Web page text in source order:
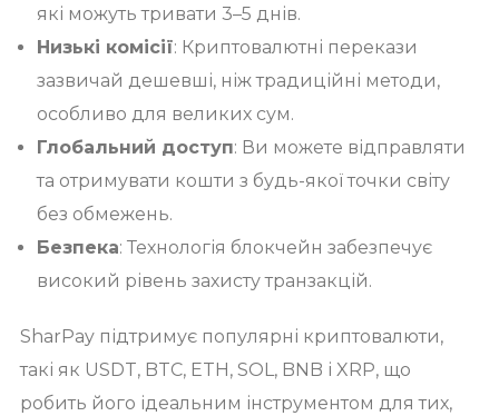
які можуть тривати 3–5 днів.
Низькі комісії: Криптовалютні перекази
зазвичай дешевші, ніж традиційні методи,
особливо для великих сум.
Глобальний доступ: Ви можете відправляти
та отримувати кошти з будь-якої точки світу
без обмежень.
Безпека: Технологія блокчейн забезпечує
високий рівень захисту транзакцій.
SharPay підтримує популярні криптовалюти,
такі як USDT, BTC, ETH, SOL, BNB і XRP, що
робить його ідеальним інструментом для тих,